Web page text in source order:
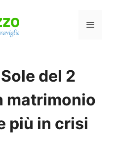
Menu
del 2
matrimonio
più in crisi